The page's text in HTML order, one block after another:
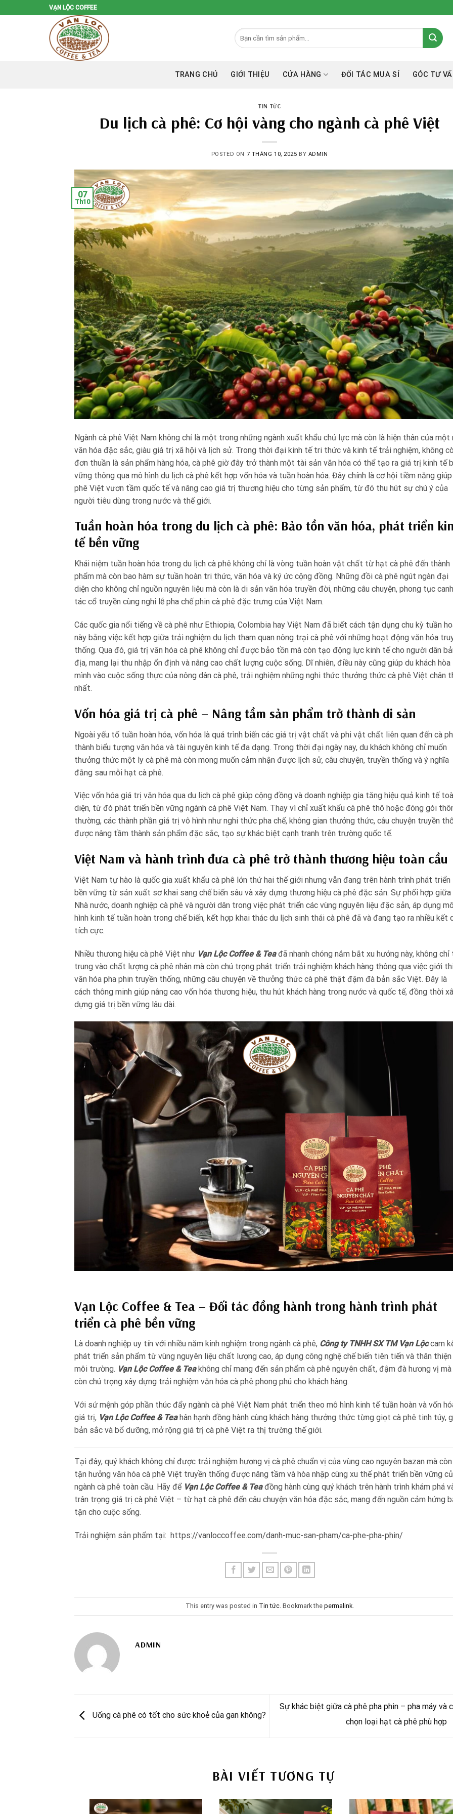
to
VẠN LỘC COFFEE
TRANG CHỦ GIỚI THIỆU CỬA HÀNG ĐỐI TÁC MUA SỈ GÓC TƯ
TIN TỨC
Du lịch cà phê: Cơ hội vàng cho ngành cà phê Việt
POSTED ON 7 THÁNG 10, 2025 BY ADMIN
07
Th10
Ngành cà phê Việt Nam không chỉ là một trong những ngành xuất khẩu chủ lực mà còn là hiện thân của một
văn hóa đặc sắc, giàu giá trị xã hội và lịch sử. Trong thời đại kinh tế tri thức và kinh tế trải nghiệm, không
đơn thuần là sản phẩm hàng hóa, cà phê giờ đây trở thành một tài sản văn hóa có thể tạo ra giá trị kinh tế
vững thông qua mô hình du lịch cà phê kết hợp vốn hóa và tuần hoàn hóa. Đây chính là cơ hội tiềm năng
phê Việt vươn tầm quốc tế và nâng cao giá trị thương hiệu cho từng sản phẩm, từ đó thu hút sự chú ý của
người tiêu dùng trong nước và thế giới.
Tuần hoàn hóa trong du lịch cà phê: Bảo tồn văn hóa, phát triển
tế bền vững
Khái niệm tuần hoàn hóa trong du lịch cà phê không chỉ là vòng tuần hoàn vật chất từ hạt cà phê đến thành
phẩm mà còn bao hàm sự tuần hoàn tri thức, văn hóa và ký ức cộng đồng. Những đồi cà phê ngút ngàn đại
diện cho không chỉ nguồn nguyên liệu mà còn là di sản văn hóa truyền đời, những câu chuyện, phong tục canh
tác cổ truyền cùng nghi lễ pha chế phin cà phê đặc trưng của Việt Nam.
Các quốc gia nổi tiếng về cà phê như Ethiopia, Colombia hay Việt Nam đã biết cách tận dụng chu kỳ tuần
này bằng việc kết hợp giữa trải nghiệm du lịch tham quan nông trại cà phê với những hoạt động văn hóa
thống. Qua đó, giá trị văn hóa cà phê không chỉ được bảo tồn mà còn tạo động lực kinh tế cho người dân
địa, mang lại thu nhập ổn định và nâng cao chất lượng cuộc sống. Dĩ nhiên, điều này cũng giúp du khách hòa
mình vào cuộc sống thực của nông dân cà phê, trải nghiệm những nghi thức thưởng thức cà phê Việt chân
nhất.
Vốn hóa giá trị cà phê – Nâng tầm sản phẩm trở thành di sản
Ngoài yếu tố tuần hoàn hóa, vốn hóa là quá trình biến các giá trị vật chất và phi vật chất liên quan đến cà
thành biểu tượng văn hóa và tài nguyên kinh tế đa dạng. Trong thời đại ngày nay, du khách không chỉ muốn
thưởng thức một ly cà phê mà còn mong muốn cảm nhận được lịch sử, câu chuyện, truyền thống và ý nghĩa
đằng sau mỗi hạt cà phê.
Việc vốn hóa giá trị văn hóa qua du lịch cà phê giúp cộng đồng và doanh nghiệp gia tăng hiệu quả kinh tế
diện, từ đó phát triển bền vững ngành cà phê Việt Nam. Thay vì chỉ xuất khẩu cà phê thô hoặc đóng gói
thường, các thành phần giá trị vô hình như nghi thức pha chế, không gian thưởng thức, câu chuyện truyền
được nâng tầm thành sản phẩm đặc sắc, tạo sự khác biệt cạnh tranh trên trường quốc tế.
Việt Nam và hành trình đưa cà phê trở thành thương hiệu toàn cầu
Việt Nam tự hào là quốc gia xuất khẩu cà phê lớn thứ hai thế giới nhưng vẫn đang trên hành trình phát triển
bền vững từ sản xuất sơ khai sang chế biến sâu và xây dựng thương hiệu cà phê đặc sản. Sự phối hợp giữa
Nhà nước, doanh nghiệp cà phê và người dân trong việc phát triển các vùng nguyên liệu đặc sản, áp dụng
hình kinh tế tuần hoàn trong chế biến, kết hợp khai thác du lịch sinh thái cà phê đã và đang tạo ra nhiều kết
tích cực.
Nhiều thương hiệu cà phê Việt như Vạn Lộc Coffee & Teađã nhanh chóng nắm bắt xu hướng này, không chỉ
trung vào chất lượng cà phê nhân mà còn chú trọng phát triển trải nghiệm khách hàng thông qua việc giới
văn hóa pha phin truyền thống, những câu chuyện về thưởng thức cà phê thật đậm đà bản sắc Việt. Đây là
cách thông minh giúp nâng cao vốn hóa thương hiệu, thu hút khách hàng trong nước và quốc tế, đồng thời
dựng giá trị bền vững lâu dài.
Vạn Lộc Coffee & Tea – Đối tác đồng hành trong hành trình phát
triển cà phê bền vững
Là doanh nghiệp uy tín với nhiều năm kinh nghiệm trong ngành cà phê, Công ty TNHH SX TM Vạn Lộccam
phát triển sản phẩm từ vùng nguyên liệu chất lượng cao, áp dụng công nghệ chế biến tiên tiến và thân thiện
môi trường. Vạn Lộc Coffee & Teakhông chỉ mang đến sản phẩm cà phê nguyên chất, đậm đà hương vị mà
còn chú trọng xây dựng trải nghiệm văn hóa cà phê phong phú cho khách hàng.
Với sứ mệnh góp phần thúc đẩy ngành cà phê Việt Nam phát triển theo mô hình kinh tế tuần hoàn và vốn
giá trị, Vạn Lộc Coffee & Teahân hạnh đồng hành cùng khách hàng thưởng thức từng giọt cà phê tinh túy,
bản sắc và bổ dưỡng, mở rộng giá trị cà phê Việt ra thị trường thế giới.
Tại đây, quý khách không chỉ được trải nghiệm hương vị cà phê chuẩn vị của vùng cao nguyên bazan mà còn
tận hưởng văn hóa cà phê Việt truyền thống được nâng tầm và hòa nhập cùng xu thế phát triển bền vững
ngành cà phê toàn cầu. Hãy để Vạn Lộc Coffee & Teađồng hành cùng quý khách trên hành trình khám phá
trân trọng giá trị cà phê Việt – từ hạt cà phê đến câu chuyện văn hóa đặc sắc, mang đến nguồn cảm hứng
tận cho cuộc sống.
Trải nghiệm sản phẩm tại: https://vanloccoffee.com/danh-muc-san-pham/ca-phe-pha-phin/
This entry was posted in Tin tức. Bookmark the permalink.
ADMIN
Uống cà phê có tốt cho sức khoẻ của gan không?
Sự khác biệt giữa cà phê pha phin – pha máy và
chọn loại hạt cà phê phù hợp
BÀI VIẾT TƯƠNG TỰ